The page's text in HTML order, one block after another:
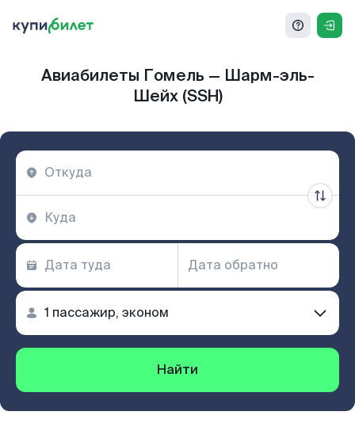
Авиабилеты Гомель — Шарм-эль-
Шейх (SSH)
Найти